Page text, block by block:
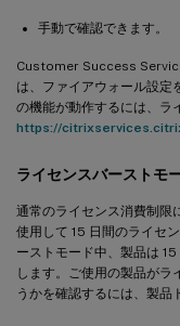
手動で確認できます。
Customer Success
は、ファイアウォール設定
の機能が動作するには、ラ
https://
ライセンスバーストモ
通常のライセンス消費制限
使用して 15 日間のライセ
ーストモード中、製品は
します。ご使用の製品がラ
うかを確認するには、製品